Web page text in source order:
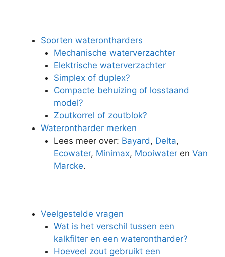
Soorten waterontharders
Mechanische waterverzachter
Elektrische waterverzachter
Simplex of duplex?
Compacte behuizing of losstaand
model?
Zoutkorrel of zoutblok?
Waterontharder merken
Lees meer over: Bayard, Delta,
Ecowater, Minimax, Mooiwateren Van
Marcke.
Veelgestelde vragen
Wat is het verschil tussen een
kalkfilter en een waterontharder?
Hoeveel zout gebruikt een